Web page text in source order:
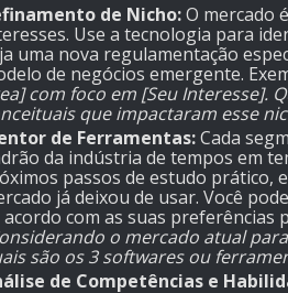
de Nicho:O mercado
Use a tecnologia para
uma nova regulamentação
de negócios emergente.
com foco em [Seu Interesse].
que impactaram esse
de Ferramentas:Cada
da indústria de tempos em
passos de estudo prático,
já deixou de usar. Você
acordo com as suas preferências
o mercado atual
são os 3 softwares ou
de Competências e